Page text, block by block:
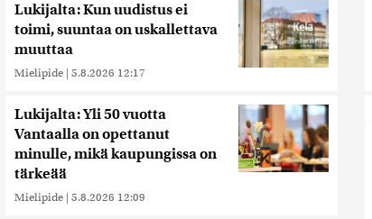
Lukijalta: Kun uudistus ei
toimi, suuntaa on uskallettava
muuttaa
Mielipide | 5.8.2026 12:17
Lukijalta: Yli 50 vuotta
Vantaalla on opettanut
minulle, mikä kaupungissa on
tärkeää
Mielipide | 5.8.2026 12:09